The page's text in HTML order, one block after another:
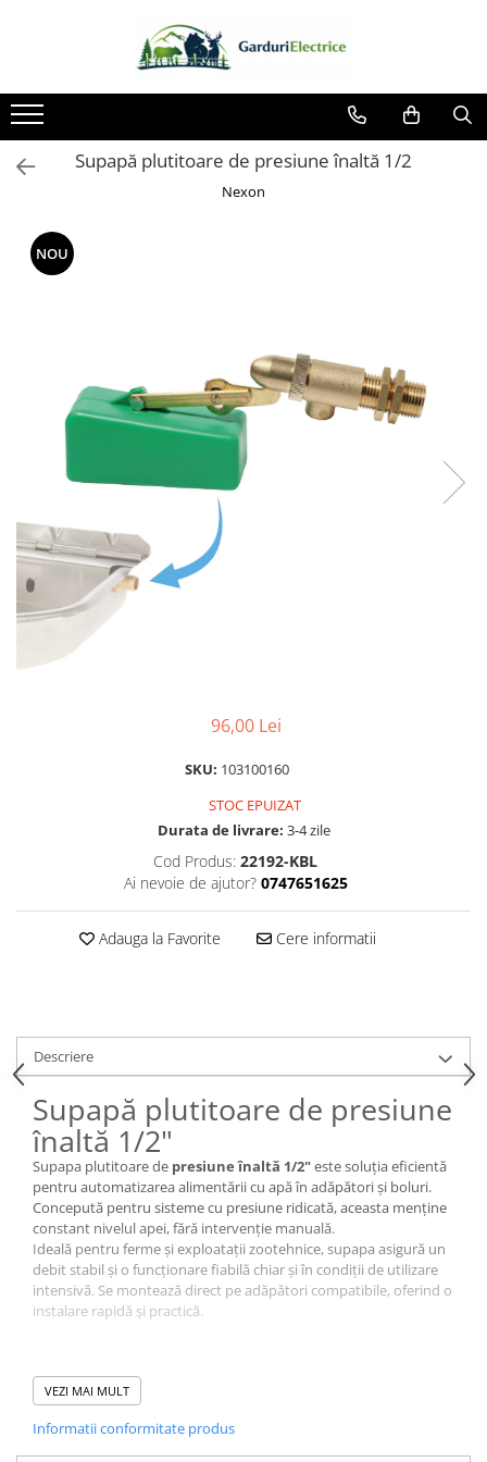
Toate Produsele
Impulsor - Generator Impulsuri -
Pulsator Gard Electric
NEXON BEASTSHOCK
NEXON SRONGSHOCK
DALTOR
Izolatori Plat
Izolatori cu filet metric
Izolatori Speciali
Izolatori pentru sistem T-POST
Pachete Gard electric
Gard electric pentru Animale
sălbatice
Gard electric pentru Cai, Câini,
Pachete cu Impulsator + Panou +
Accesorii gard Electric
Alimentator Gard Electric
Cabluri Auxiliare
Diferite accesorii Gard Electric
Plasă Gard Electric
Poartă Gard Electric
Stâlpi Gard Electric
Stâlpi din plastic
Stâlpi din Lemn
Stâlpi din Fibră de Sticlă
Stâlpi pentru sisteme T-Post
Scule pentru montare Stâlpi
Testere pentru Gard Electric
Întinzător Gard Electric
Fir/Sârmă pentru Gard electric
Bandă pentru Gard Electric
Supapă plutitoare de presiune înaltă 1/2
Nexon
NOU
96,00 Lei
SKU: 103100160
STOC EPUIZAT
Durata de livrare: 3-4 zile
Cod Produs: 22192-KBL
Ai nevoie de ajutor? 0747651625
Adauga la Favorite Cere informatii
Descriere
Supapă plutitoare de presiune
înaltă 1/2"
Supapa plutitoare de presiune înaltă 1/2"este soluția eficientă
pentru automatizarea alimentării cu apă în adăpători și boluri.
Concepută pentru sisteme cu presiune ridicată, aceasta menține
constant nivelul apei, fără intervenție manuală.
Ideală pentru ferme și exploatații zootehnice, supapa asigură un
debit stabil și o funcționare fiabilă chiar și în condiții de utilizare
intensivă. Se montează direct pe adăpători compatibile, oferind o
instalare rapidă și practică.
⚙️ Caracteristici principale
potrivită pentru adăpători și boluri de apă
compatibilă cu sisteme de presiune înaltă
menține automat nivelul apei
VEZI MAI MULT
Informatii conformitate produs